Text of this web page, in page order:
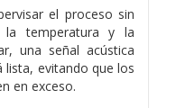
el proceso sin
la temperatura y la
una señal acústica
lista, evitando que los
en exceso.